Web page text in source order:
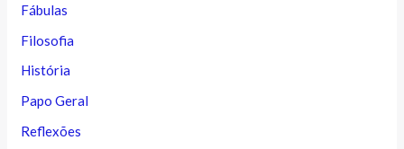
Fábulas
Filosofia
História
Papo Geral
Reflexões